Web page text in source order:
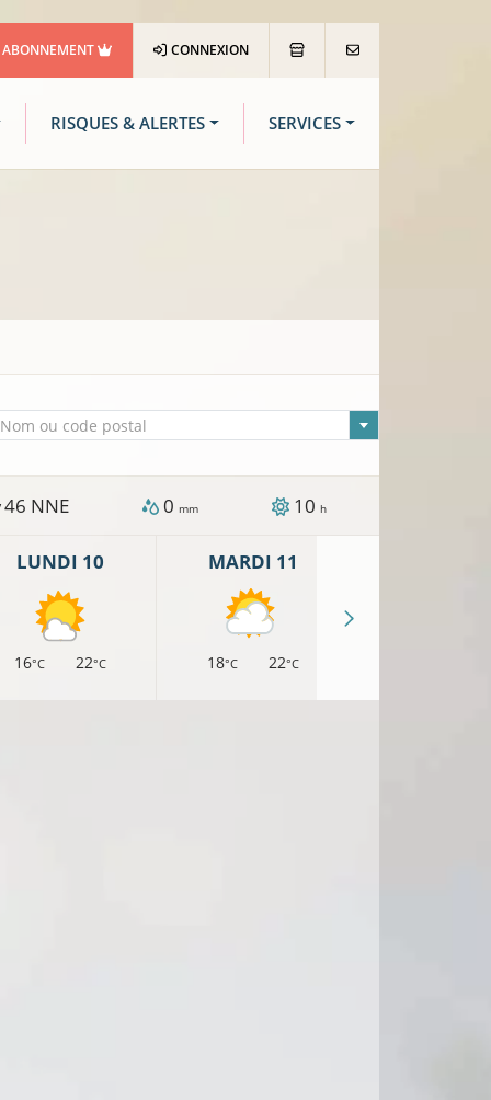
ABONNEMENT CONNEXION
RISQUES & ALERTES SERVICES
sélectionnée
Nom ou code postal
46 NNE 0 mm 10 h
LUNDI 10
16°C 22°C
MARDI 11
18°C 22°C